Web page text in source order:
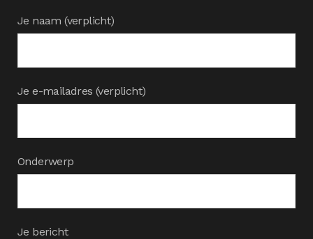
Je naam (verplicht)
Je e-mailadres (verplicht)
Onderwerp
Je bericht